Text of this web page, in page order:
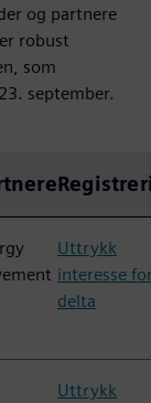
og partnere
robust
som
september.
Uttrykk
interesse
delta
Uttrykk